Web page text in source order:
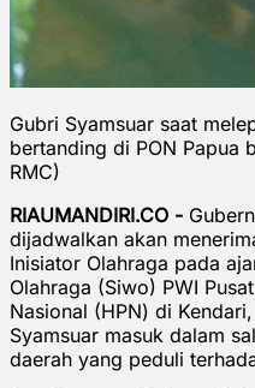
Gubri Syamsuar saat
bertanding di PON Papua
RMC)
RIAUMANDIRI.CO -
dijadwalkan akan
Inisiator Olahraga pada
Olahraga (Siwo) PWI
Nasional (HPN) di
Syamsuar masuk dalam
daerah yang peduli